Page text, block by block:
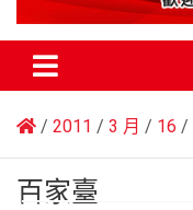
2011 3 月 16
百家臺